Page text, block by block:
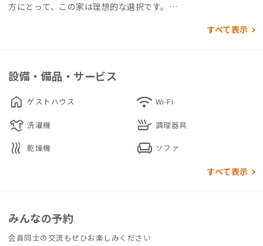
方にとって、この家は理想的な選択です。
リビングには快適なソファが設置されており、リラックスした時
てが整っているため、自宅のような快適さで過ごせます。
この家の最大の魅力は、その立地にもあります。こんぴらさんの
参道沿いに位置しており、地元の文化や歴史を間近に感じながら
を楽しんだりすることができ、日常生活が一層豊かになります。
場所です。リモートワークに必要な環境から、日常生活を充実さ
せる設備まで、ここにはすべてが揃っています。
すべて表示
設備・備品・サービス
home ゲストハウス wifi Wi-Fi
laundry 洗濯機 skillet 調理器具
heat 乾燥機 chair ソファ
すべて表示
みんなの予約
会員同士の交流もぜひお楽しみください